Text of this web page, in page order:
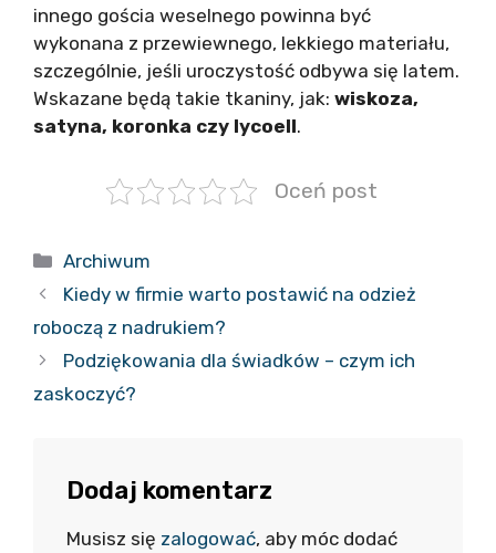
innego gościa weselnego powinna być
wykonana z przewiewnego, lekkiego materiału,
szczególnie, jeśli uroczystość odbywa się latem.
Wskazane będą takie tkaniny, jak: wiskoza,
satyna, koronka czy lycoell.
Oceń post
Kategorie
Archiwum
Kiedy w firmie warto postawić na odzież
roboczą z nadrukiem?
Podziękowania dla świadków – czym ich
zaskoczyć?
Dodaj komentarz
Musisz się zalogować, aby móc dodać